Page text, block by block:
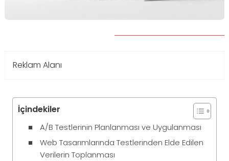
Reklam Alanı
İçindekiler
A/B Testlerinin Planlanması ve Uygulanması
Web Tasarımlarında Testlerinden Elde Edilen
Verilerin Toplanması